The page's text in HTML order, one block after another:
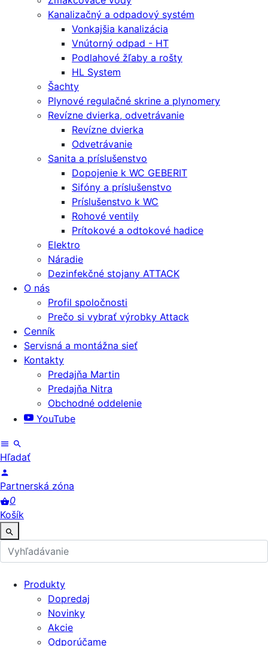
Kanalizačný a odpadový systém
Vonkajšia kanalizácia
Vnútorný odpad - HT
Podlahové žľaby a rošty
HL System
Šachty
Plynové regulačné skrine a plynomery
Revízne dvierka, odvetrávanie
Revízne dvierka
Odvetrávanie
Sanita a príslušenstvo
Dopojenie k WC GEBERIT
Sifóny a príslušenstvo
Príslušenstvo k WC
Rohové ventily
Prítokové a odtokové hadice
Elektro
Náradie
Dezinfekčné stojany ATTACK
O nás
Profil spoločnosti
Prečo si vybrať výrobky Attack
Cenník
Servisná a montážna sieť
Kontakty
Predajňa Martin
Predajňa Nitra
Obchodné oddelenie
YouTube
Hľadať
Partnerská zóna
0
Košík
Produkty
Dopredaj
Novinky
Akcie
Odporúčame